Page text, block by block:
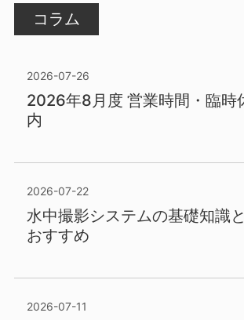
コラム
2026-07-26
2026年8月度 営業時間・臨時
内
2026-07-22
水中撮影システムの基礎知識
おすすめ
2026-07-11